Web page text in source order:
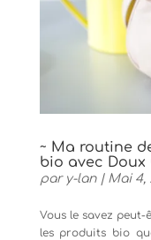
~ Ma routine
bio avec Doux
par y-lan| Mai 4,
Vous le savez
les produits bio